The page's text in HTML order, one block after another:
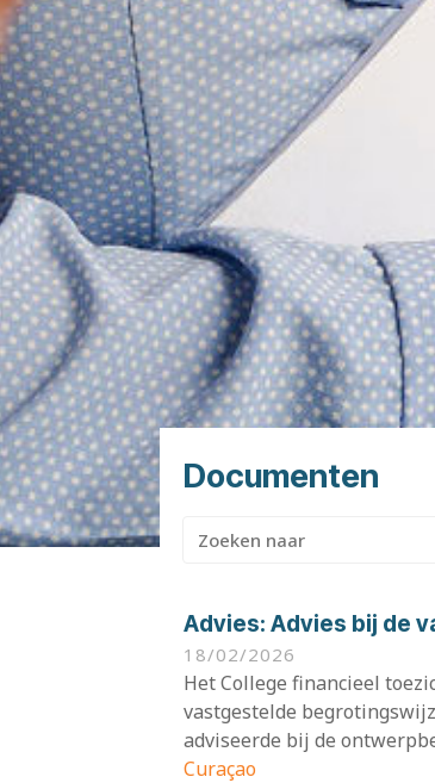
Documenten
Zoeken
Advies:Advies bij de
18/02/2026
Het College financieel
vastgestelde
adviseerde bij de
Curaçao